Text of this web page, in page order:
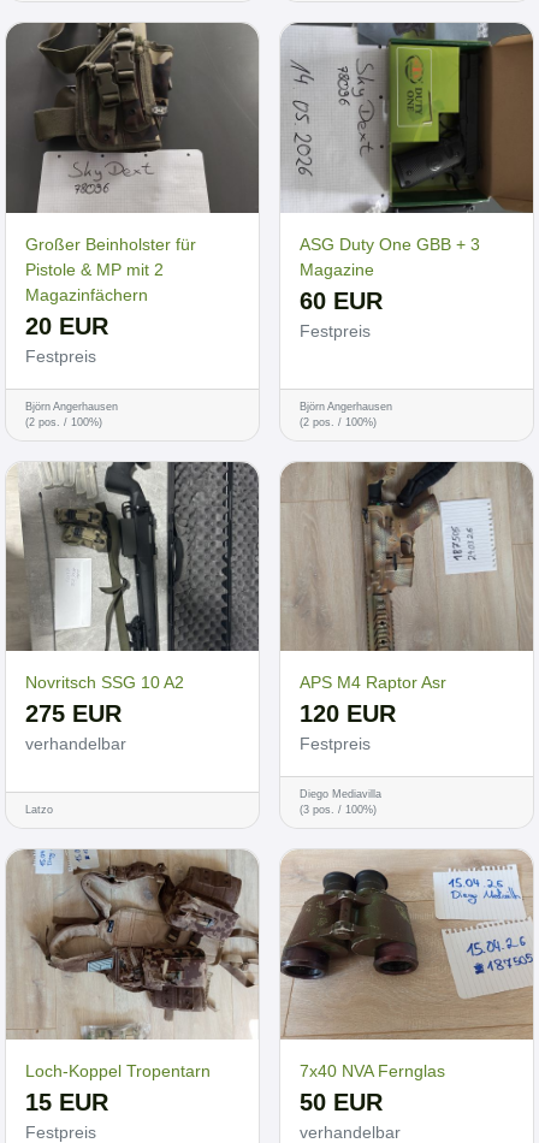
Großer Beinholster für
Pistole & MP mit 2
Magazinfächern
20 EUR
Festpreis
Björn Angerhausen
(2 pos. / 100%)
ASG Duty One GBB + 3
Magazine
60 EUR
Festpreis
Björn Angerhausen
(2 pos. / 100%)
Novritsch SSG 10 A2
275 EUR
verhandelbar
Latzo
APS M4 Raptor Asr
120 EUR
Festpreis
Diego Mediavilla
(3 pos. / 100%)
Loch-Koppel Tropentarn
15 EUR
Festpreis
7x40 NVA Fernglas
50 EUR
verhandelbar